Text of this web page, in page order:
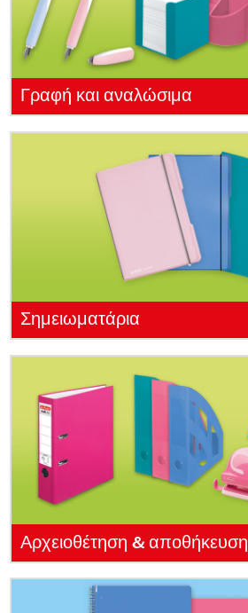
Γραφή και αναλώσιμα
Σημειωματάρια
Αρχειοθέτηση & αποθήκευση